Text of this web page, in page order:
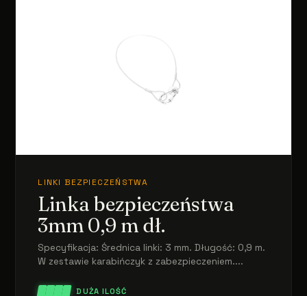
LINKI BEZPIECZEŃSTWA
Linka bezpieczeństwa
3mm 0,9 m dł.
Specyfikacja: Średnica linki: 3 mm. Długość: 0,9 m.
W zestawie karabińczyk z zabezpieczeniem....
DUŻA ILOŚĆ